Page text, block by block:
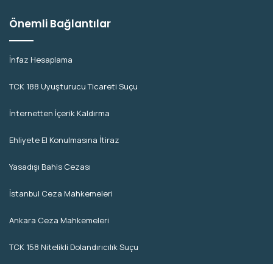
Önemli Bağlantılar
İnfaz Hesaplama
TCK 188 Uyuşturucu Ticareti Suçu
İnternetten İçerik Kaldırma
Ehliyete El Konulmasına İtiraz
Yasadışı Bahis Cezası
İstanbul Ceza Mahkemeleri
Ankara Ceza Mahkemeleri
TCK 158 Nitelikli Dolandırıcılık Suçu